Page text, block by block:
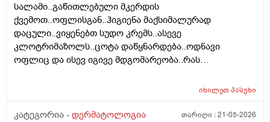
ვარ . ვიღაცამ მითხრა შესაძლოა ეპილაციამ
გააღიაზიანოს და მანდაც გამოვიდესო , შიშმა ამიტანა
. სხვადასხვა ვერსია მესმის , ზოგი ამბობს არანაირი
ახალი კერების გაჩენა , ზოგიც კი პირიქით . იქნებ
თქვენ მითხრათ ღირს გაგრძელება ? რისკი
სალამი..გაწითლებული მკერდის
ქვემოთ..ოფლისგან..ჰიგიენა მაქსიმალურად
დაცული..ვიყენებთ სუდო კრემს..ასევე
კლოტრიმაზოლს..ცოტა დაწყნარდება..ოდნავი
ოფლიც და ისევ იგივე მდგომარეობა..რას
იხილეთპასუხი
კატეგორია - დერმატოლოგია თარიღი :21-05-2026